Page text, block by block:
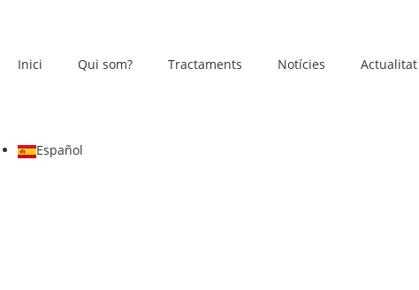
Inici Qui som? Tractaments Notícies Actualitat
Español